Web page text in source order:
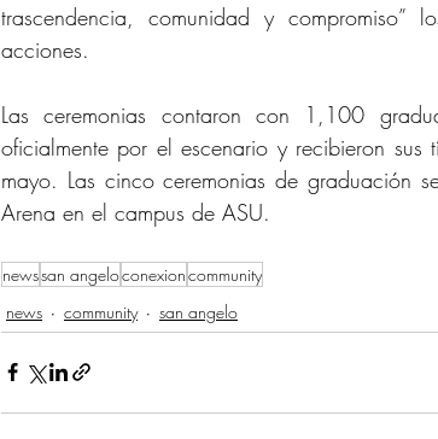
trascendencia, comunidad y compromiso”
acciones.
Las ceremonias contaron con 1,100
oficialmente por el escenario y recibieron
mayo. Las cinco ceremonias de graduación
Arena en el campus de ASU.
newssan angeloconexioncommunity
news
community san angelo